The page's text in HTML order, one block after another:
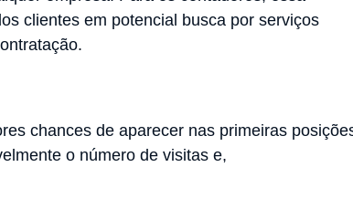
clientes em potencial busca por serviços
chances de aparecer nas primeiras
o número de visitas e,